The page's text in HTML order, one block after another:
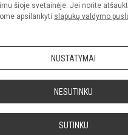
šioje svetainėje. Jei norite
apsilankyti slapukų valdymo
NUSTATYMAI
NESUTINKU
SUTINKU
būdas atnaujinti